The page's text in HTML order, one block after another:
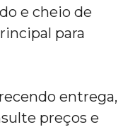
e cheio de
para
entrega,
preços e